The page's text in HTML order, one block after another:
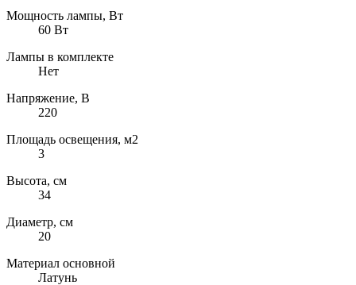
Мощность лампы, Вт
60 Вт
Лампы в комплекте
Нет
Напряжение, В
220
Площадь освещения, м2
3
Высота, см
34
Диаметр, см
20
Материал основной
Латунь